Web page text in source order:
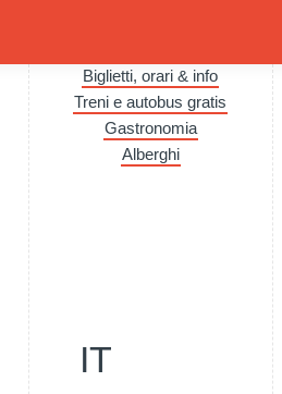
Biglietti, orari & info
Treni e autobus gratis
Gastronomia
Alberghi
IT